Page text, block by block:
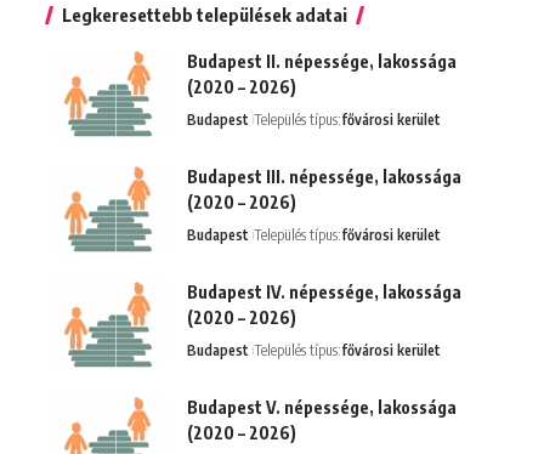
Legkeresettebb települések adatai
Budapest II. népessége, lakossága
(2020 – 2026)
Budapest Település típus:fővárosi kerület
Budapest III. népessége, lakossága
(2020 – 2026)
Budapest Település típus:fővárosi kerület
Budapest IV. népessége, lakossága
(2020 – 2026)
Budapest Település típus:fővárosi kerület
Budapest V. népessége, lakossága
(2020 – 2026)